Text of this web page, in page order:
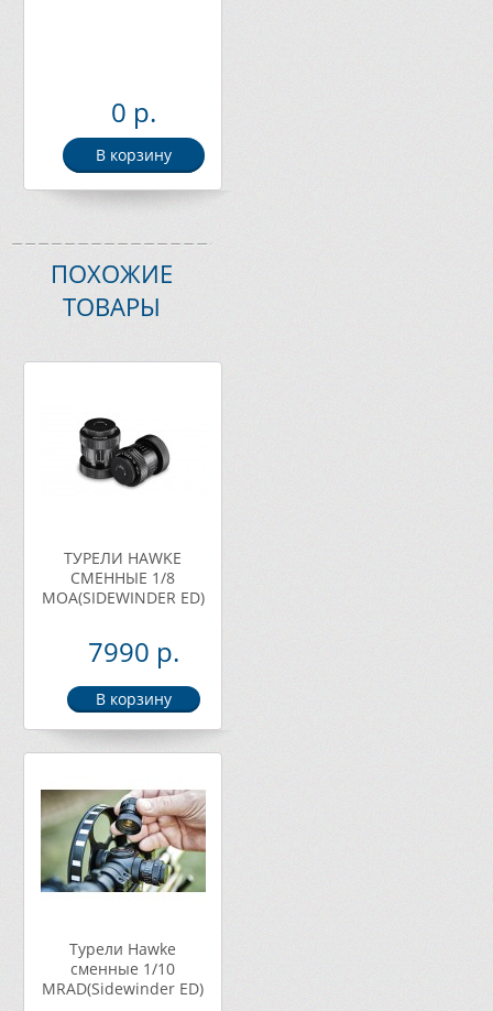
0 р.
В корзину
ПОХОЖИЕ
ТОВАРЫ
ТУРЕЛИ HAWKE
СМЕННЫЕ 1/8
МОА(SIDEWINDER ED)
7990 р.
Турели Hawke
сменные 1/10
МRAD(Sidewinder ED)